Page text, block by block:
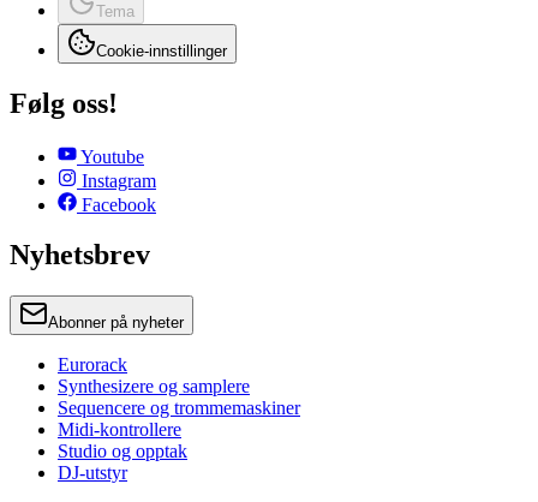
Tema
Cookie-innstillinger
Følg oss!
Youtube
Instagram
Facebook
Nyhetsbrev
Abonner på nyheter
Eurorack
Synthesizere og samplere
Sequencere og trommemaskiner
Midi-kontrollere
Studio og opptak
DJ-utstyr